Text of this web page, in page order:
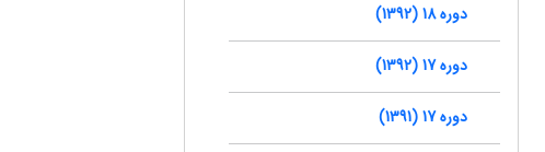
دوره 18 (1392)
دوره 17 (1392)
دوره 17 (1391)